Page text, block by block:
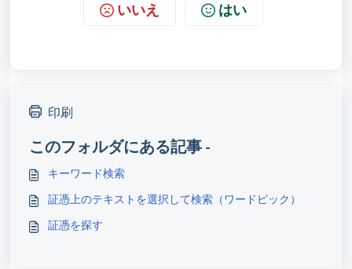
いいえ はい
印刷
このフォルダにある記事 -
キーワード検索
証憑上のテキストを選択して検索（ワードピック）
証憑を探す